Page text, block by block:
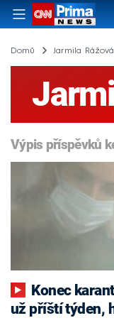
Domů Jarmila Rážová
Výpis příspěvků
už příští týden,